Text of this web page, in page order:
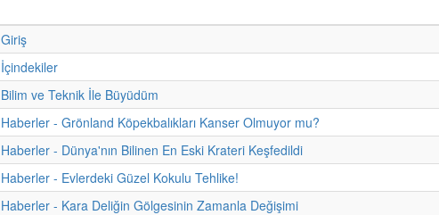
Giriş
İçindekiler
Bilim ve Teknik İle Büyüdüm
Haberler - Grönland Köpekbalıkları Kanser Olmuyor mu?
Haberler - Dünya'nın Bilinen En Eski Krateri Keşfedildi
Haberler - Evlerdeki Güzel Kokulu Tehlike!
Haberler - Kara Deliğin Gölgesinin Zamanla Değişimi